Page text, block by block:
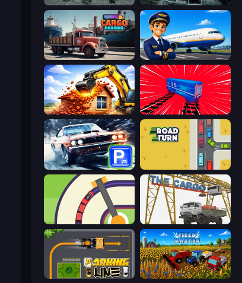
Taiga Car Driver Kamaz Truck Driver
Cargo Truck Parking Idle Airport Tycoon
City Constructor Train Drift
Real Car Parking
Crazy Train Snake The Cargo
Parking Line Field Master